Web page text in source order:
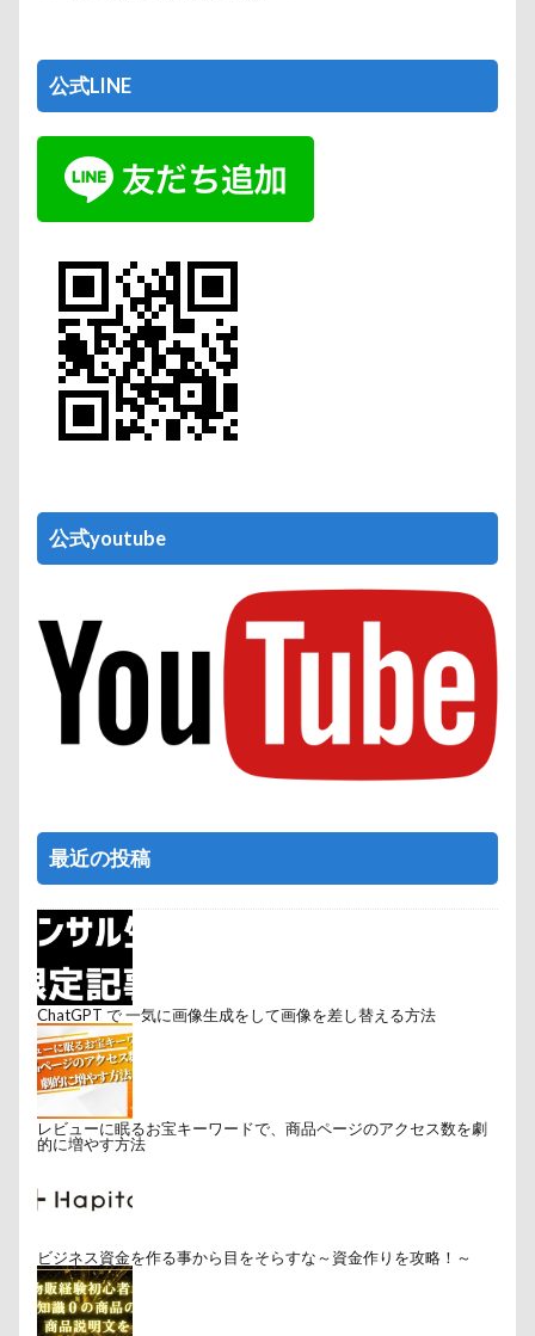
公式LINE
公式youtube
最近の投稿
ChatGPT で 一気に画像生成をして画像を差し替える方法
レビューに眠るお宝キーワードで、商品ページのアクセス数を劇
的に増やす方法
ビジネス資金を作る事から目をそらすな～資金作りを攻略！～